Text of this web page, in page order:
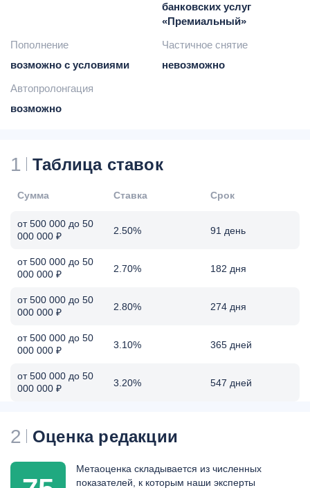
банковских услуг
«Премиальный»
Пополнение
возможно с условиями
Частичное снятие
невозможно
Автопролонгация
возможно
1 Таблица ставок
Сумма Ставка Срок
от 500 000 до 50
000 000 ₽
2.50% 91 день
от 500 000 до 50
000 000 ₽
2.70% 182 дня
от 500 000 до 50
000 000 ₽
2.80% 274 дня
от 500 000 до 50
000 000 ₽
3.10% 365 дней
от 500 000 до 50
000 000 ₽
3.20% 547 дней
2 Оценка редакции
Метаоценка складывается из численных
показателей, к которым наши эксперты